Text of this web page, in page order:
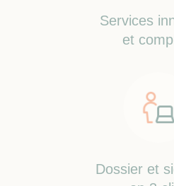
Services
et
Dossier et